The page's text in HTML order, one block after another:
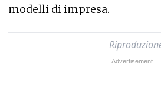
modelli di impresa.